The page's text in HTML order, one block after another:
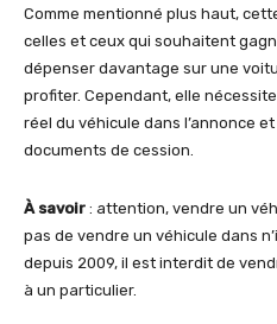
Comme mentionné plus haut,
celles et ceux qui souhaitent
dépenser davantage sur une
profiter. Cependant, elle
réel du véhicule dans l’annonce
documents de cession.
À savoir : attention, vendre un
pas de vendre un véhicule dans
depuis 2009, il est interdit de
à un particulier.